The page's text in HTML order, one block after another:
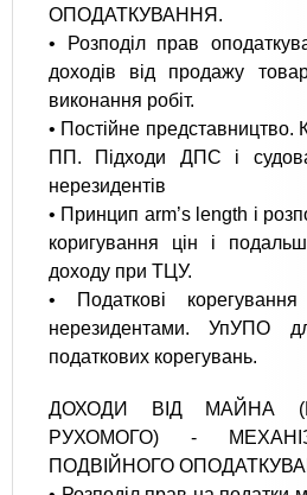
ОПОДАТКУВАННЯ.
• Розподіл прав
доходів від продажу
виконання робіт.
• Постійне представництво.
ПП. Підходи ДПС і
нерезидентів
• Принцип arm’s length і
коригування цін і
доходу при ТЦУ.
• Податкові
нерезидентами. УпУПО
податкових корегувань.
ДОХОДИ ВІД МАЙНА
РУХОМОГО) -
ПОДВІЙНОГО